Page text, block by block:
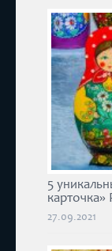
5
карточка»
27.09.2021